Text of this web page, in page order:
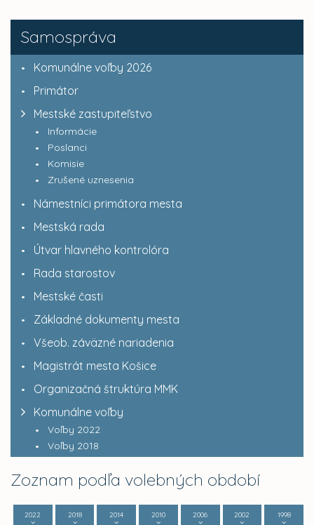
Samospráva
Komunálne voľby 2026
Primátor
Mestské zastupiteľstvo
Informácie
Poslanci
Komisie
Zrušené uznesenia
Námestníci primátora mesta
Mestská rada
Útvar hlavného kontrolóra
Rada starostov
Mestské časti
Základné dokumenty mesta
Všeob. záväzné nariadenia
Magistrát mesta Košice
Organizačná štruktúra MMK
Komunálne voľby
Voľby 2022
Voľby 2018
Zoznam podľa volebných období
2022
2018
2014
2010
2006
2002
1998